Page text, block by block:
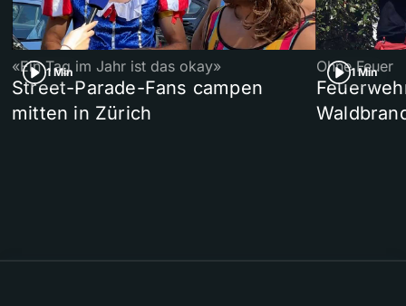
1 Min
«Ein Tag im Jahr ist das okay»
Street-Parade-Fans campen
mitten in Zürich
1 Min
Ohne Feuer